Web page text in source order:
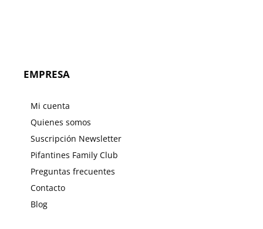
EMPRESA
Mi cuenta
Quienes somos
Suscripción Newsletter
Pifantines Family Club
Preguntas frecuentes
Contacto
Blog